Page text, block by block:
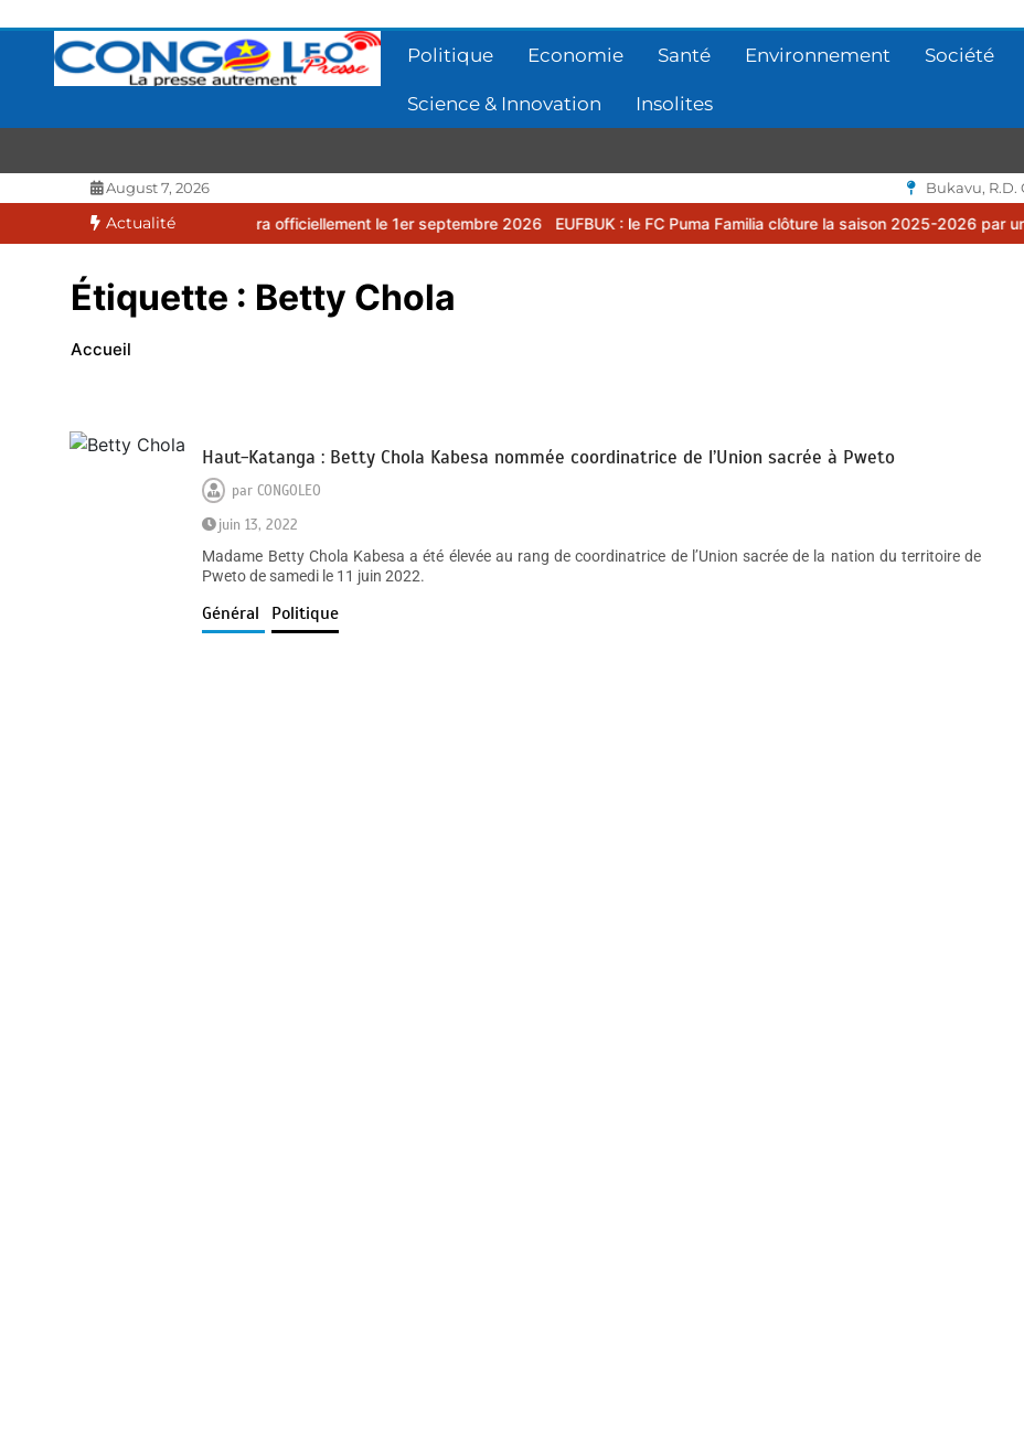
contenu
Politique Economie Santé Environnement Société
Science & Innovation Insolites
CONGOLEO
La presse autrement
August 7, 2026 Bukavu, R.D.
Actualité
2027 débutera officiellement le 1er septembre 2026 EUFBUK : le FC Puma Familia clôture la saison 2025-2026 par une assemblée
Étiquette : Betty Chola
Accueil
Haut-Katanga : Betty Chola Kabesa nommée coordinatrice de l’Union sacrée à Pweto
parCONGOLEO
juin 13, 2022
Madame Betty Chola Kabesa a été élevée au rang de coordinatrice de l’Union sacrée de la nation du territoire de
Pweto de samedi le 11 juin 2022.
Général Politique